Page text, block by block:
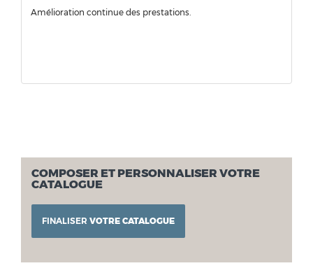
Amélioration continue des prestations.
COMPOSER ET PERSONNALISER VOTRE
CATALOGUE
FINALISER VOTRE CATALOGUE